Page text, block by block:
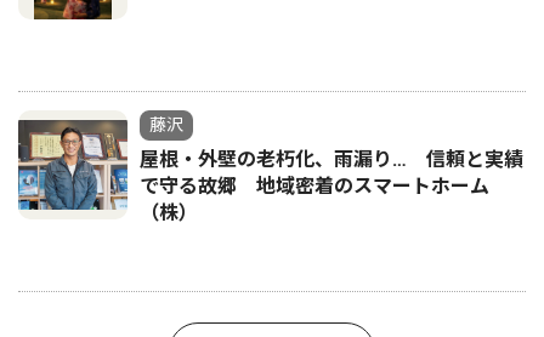
藤沢
屋根・外壁の老朽化、雨漏り… 信頼と実績
で守る故郷 地域密着のスマートホーム
（株）